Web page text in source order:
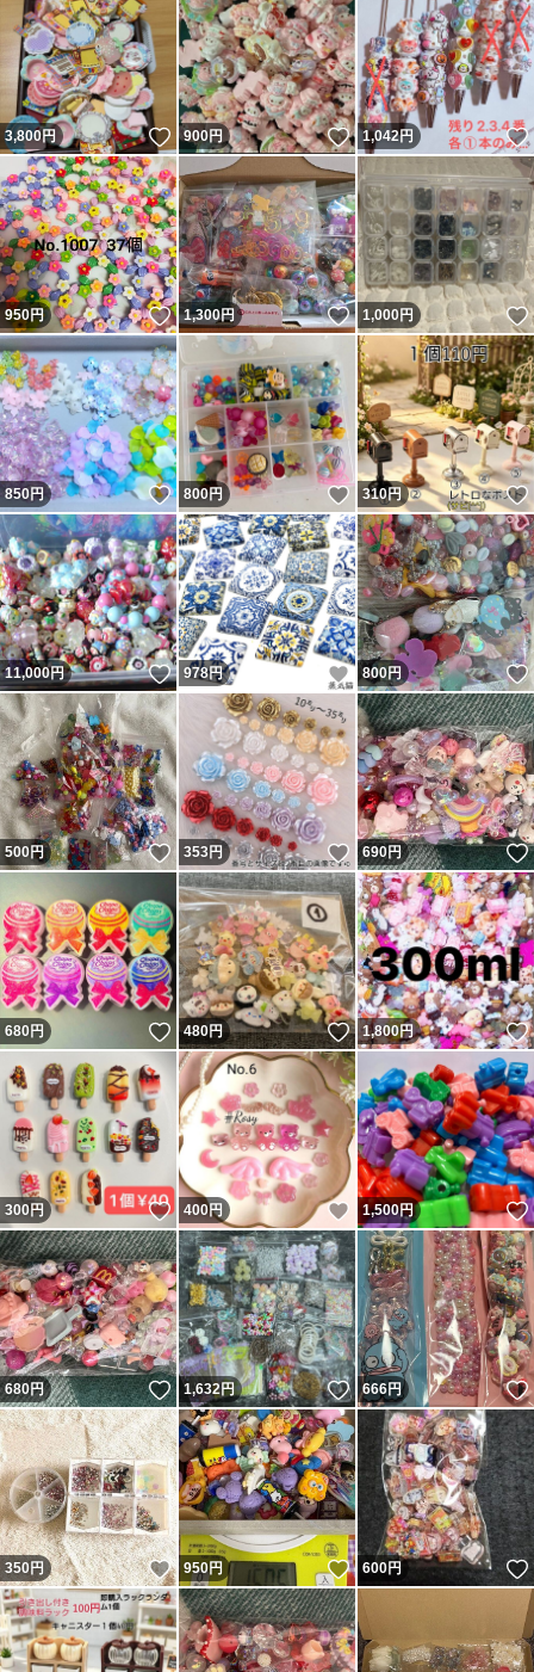
3,800円 いいね！
900円 いいね！
1,042円
950円 いいね！
1,300円 いいね！
1,000円
850円 いいね！
800円 いいね！
310円
11,000円 いいね！
978円 いいね！
800円
500円 いいね！
353円 いいね！
690円
680円 いいね！
480円 いいね！
1,800円
300円 いいね！
400円 いいね！
1,500円
680円 いいね！
1,632円 いいね！
666円
350円 いいね！
950円 いいね！
600円